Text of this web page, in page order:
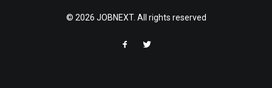
© 2026 JOBNEXT. All rights reserved